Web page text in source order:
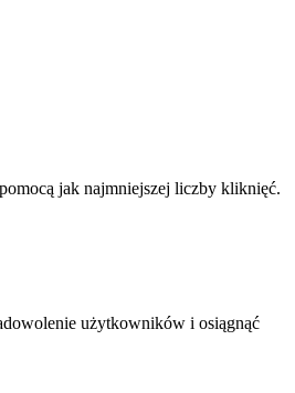
jak najmniejszej‌ liczby kliknięć.
użytkowników i osiągnąć